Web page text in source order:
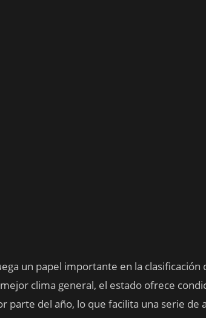
un papel importante en la clasificación
clima general, el estado ofrece
parte del año, lo que facilita una serie de